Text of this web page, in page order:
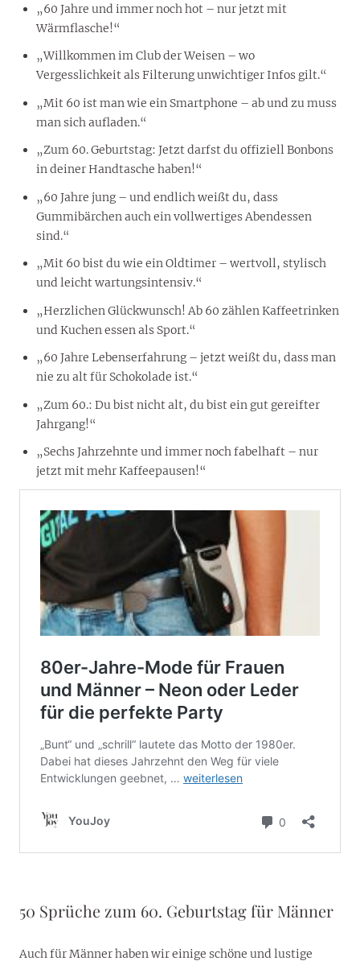
„60 Jahre und immer noch hot – nur jetzt mit
Wärmflasche!“
„Willkommen im Club der Weisen – wo
Vergesslichkeit als Filterung unwichtiger Infos gilt.“
„Mit 60 ist man wie ein Smartphone – ab und zu muss
man sich aufladen.“
„Zum 60. Geburtstag: Jetzt darfst du offiziell Bonbons
in deiner Handtasche haben!“
„60 Jahre jung – und endlich weißt du, dass
Gummibärchen auch ein vollwertiges Abendessen
sind.“
„Mit 60 bist du wie ein Oldtimer – wertvoll, stylisch
und leicht wartungsintensiv.“
„Herzlichen Glückwunsch! Ab 60 zählen Kaffeetrinken
und Kuchen essen als Sport.“
„60 Jahre Lebenserfahrung – jetzt weißt du, dass man
nie zu alt für Schokolade ist.“
„Zum 60.: Du bist nicht alt, du bist ein gut gereifter
Jahrgang!“
„Sechs Jahrzehnte und immer noch fabelhaft – nur
jetzt mit mehr Kaffeepausen!“
50 Sprüche zum 60. Geburtstag für Männer
Auch für Männer haben wir einige schöne und lustige